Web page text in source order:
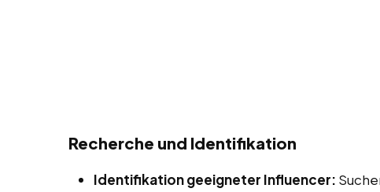
Recherche und Identifikation
Identifikation geeigneter Influencer: